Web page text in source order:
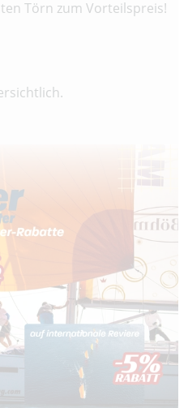
Törn zum Vorteilspreis!